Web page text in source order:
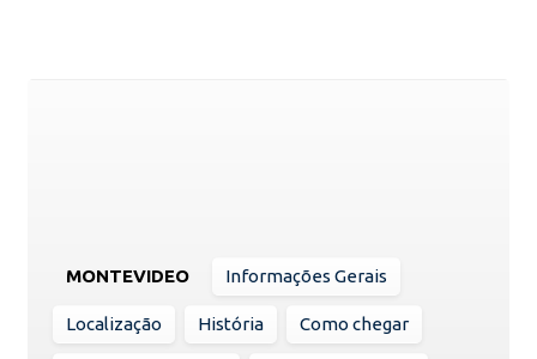
MONTEVIDEO Informações Gerais
Localização História Como chegar